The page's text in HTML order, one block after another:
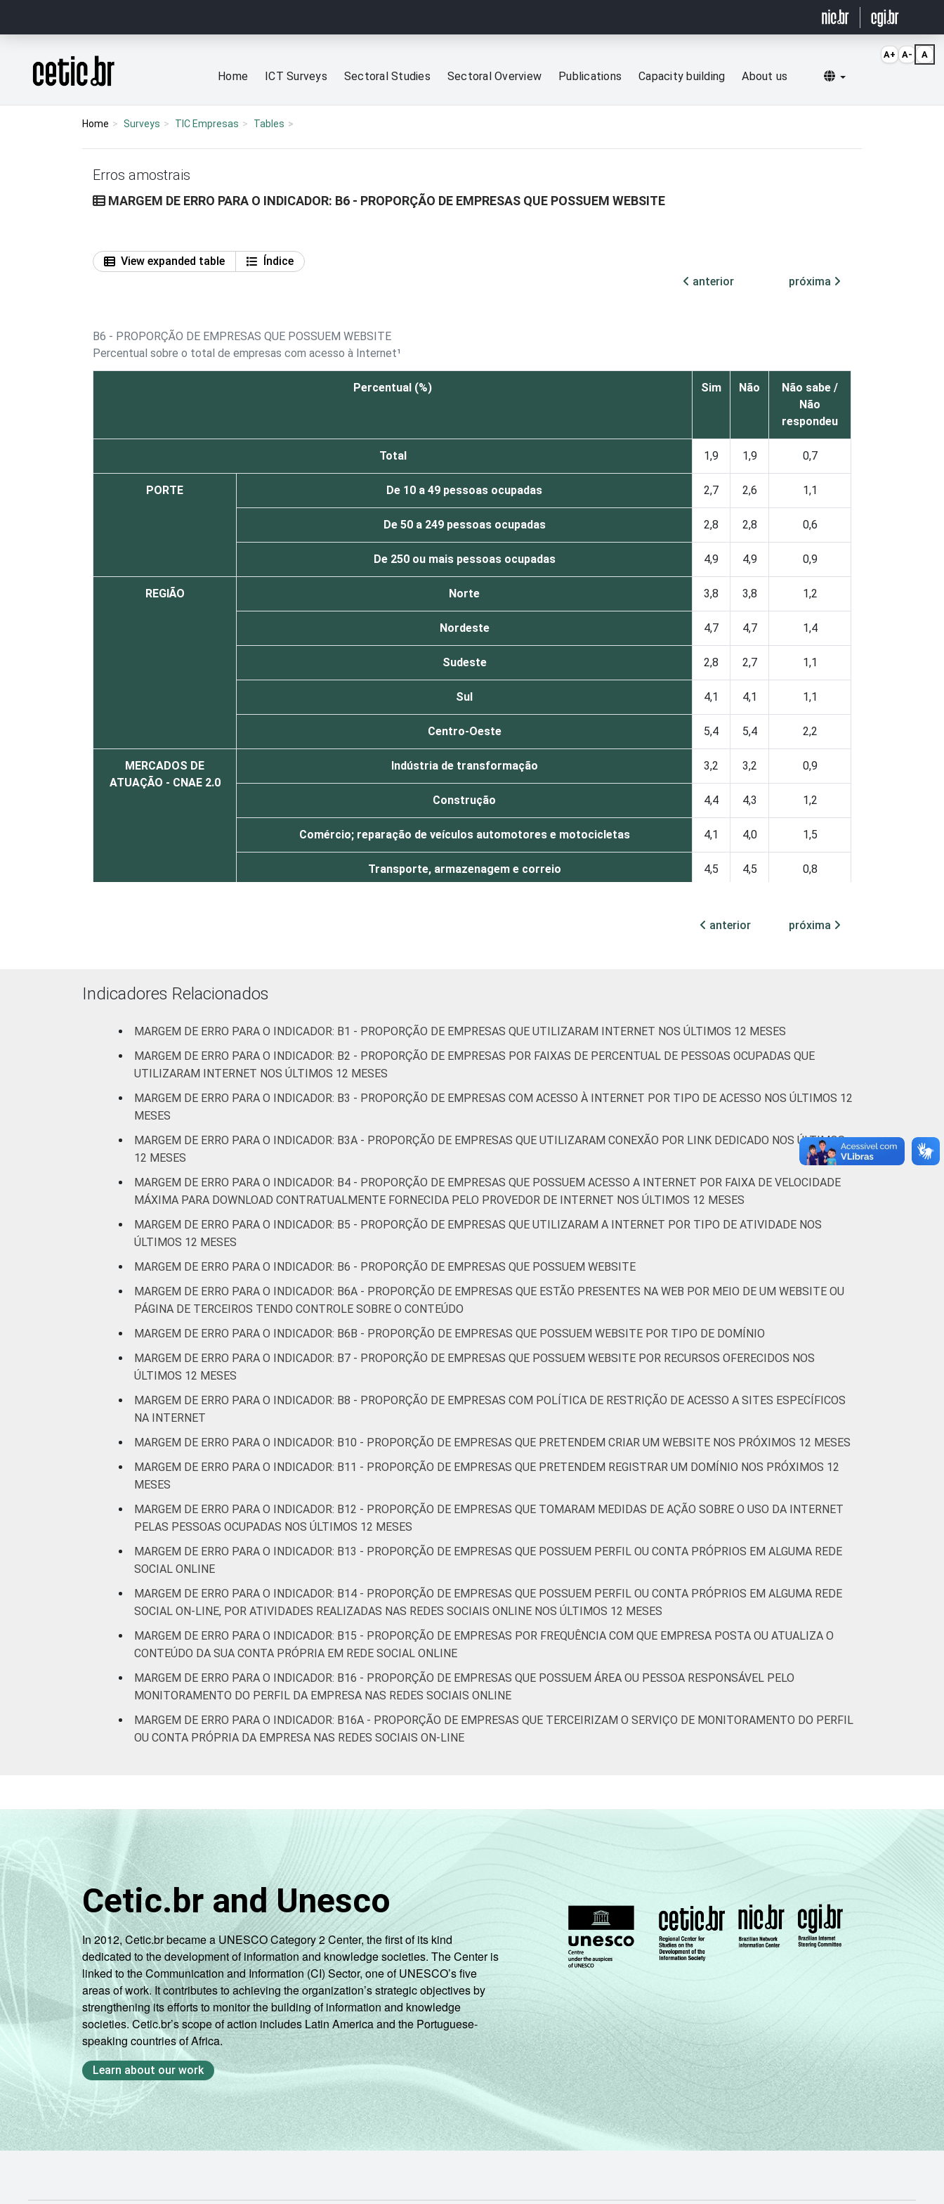
Página inicial
Home ICT Surveys Sectoral Studies Sectoral Overview Publications Capacity building About us Selecionar idioma
Home Surveys TIC Empresas Tables
Erros amostrais
MARGEM DE ERRO PARA O INDICADOR: B6 - PROPORÇÃO DE EMPRESAS QUE POSSUEM WEBSITE
View expanded table
Índice
anterior
próxima
B6 - PROPORÇÃO DE EMPRESAS QUE POSSUEM WEBSITE
Percentual sobre o total de empresas com acesso à Internet¹
Percentual (%) Sim Não
Não sabe /
Não
respondeu
Total 1,9 1,9 0,7
PORTE De 10 a 49 pessoas ocupadas 2,7 2,6 1,1
De 50 a 249 pessoas ocupadas 2,8 2,8 0,6
De 250 ou mais pessoas ocupadas 4,9 4,9 0,9
REGIÃO Norte 3,8 3,8 1,2
Nordeste 4,7 4,7 1,4
Sudeste 2,8 2,7 1,1
Sul 4,1 4,1 1,1
Centro-Oeste 5,4 5,4 2,2
MERCADOS DE
ATUAÇÃO - CNAE 2.0
Indústria de transformação 3,2 3,2 0,9
Construção 4,4 4,3 1,2
Comércio; reparação de veículos automotores e motocicletas 4,1 4,0 1,5
Transporte, armazenagem e correio 4,5 4,5 0,8
Artes, cultura, esporte e recreação; Outras atividades de serviços 3,9 3,8
¹ Base: 6944 empresas que declararam ter acesso à Internet, com 10 ou mais pessoas ocupadas, que constituem os seguintes segmentos da CNAE
2.0 (C, F, G, H, I, J, L, M, N, R e S). Estimativa: 481770 empresas. Dados coletados entre setembro de 2014 e março de 2015.
Fonte: NIC.br - set 2014 / mar 2015
anterior próxima
Indicadores Relacionados
MARGEM DE ERRO PARA O INDICADOR: B1 - PROPORÇÃO DE EMPRESAS QUE UTILIZARAM INTERNET NOS ÚLTIMOS 12 MESES
MARGEM DE ERRO PARA O INDICADOR: B2 - PROPORÇÃO DE EMPRESAS POR FAIXAS DE PERCENTUAL DE PESSOAS OCUPADAS QUE
UTILIZARAM INTERNET NOS ÚLTIMOS 12 MESES
MARGEM DE ERRO PARA O INDICADOR: B3 - PROPORÇÃO DE EMPRESAS COM ACESSO À INTERNET POR TIPO DE ACESSO NOS ÚLTIMOS 12
MESES
MARGEM DE ERRO PARA O INDICADOR: B3A - PROPORÇÃO DE EMPRESAS QUE UTILIZARAM CONEXÃO POR LINK DEDICADO NOS ÚLTIMOS
12 MESES
MARGEM DE ERRO PARA O INDICADOR: B4 - PROPORÇÃO DE EMPRESAS QUE POSSUEM ACESSO A INTERNET POR FAIXA DE VELOCIDADE
MÁXIMA PARA DOWNLOAD CONTRATUALMENTE FORNECIDA PELO PROVEDOR DE INTERNET NOS ÚLTIMOS 12 MESES
MARGEM DE ERRO PARA O INDICADOR: B5 - PROPORÇÃO DE EMPRESAS QUE UTILIZARAM A INTERNET POR TIPO DE ATIVIDADE NOS
ÚLTIMOS 12 MESES
MARGEM DE ERRO PARA O INDICADOR: B6 - PROPORÇÃO DE EMPRESAS QUE POSSUEM WEBSITE
MARGEM DE ERRO PARA O INDICADOR: B6A - PROPORÇÃO DE EMPRESAS QUE ESTÃO PRESENTES NA WEB POR MEIO DE UM WEBSITE OU
PÁGINA DE TERCEIROS TENDO CONTROLE SOBRE O CONTEÚDO
MARGEM DE ERRO PARA O INDICADOR: B6B - PROPORÇÃO DE EMPRESAS QUE POSSUEM WEBSITE POR TIPO DE DOMÍNIO
MARGEM DE ERRO PARA O INDICADOR: B7 - PROPORÇÃO DE EMPRESAS QUE POSSUEM WEBSITE POR RECURSOS OFERECIDOS NOS
ÚLTIMOS 12 MESES
MARGEM DE ERRO PARA O INDICADOR: B8 - PROPORÇÃO DE EMPRESAS COM POLÍTICA DE RESTRIÇÃO DE ACESSO A SITES ESPECÍFICOS
NA INTERNET
MARGEM DE ERRO PARA O INDICADOR: B10 - PROPORÇÃO DE EMPRESAS QUE PRETENDEM CRIAR UM WEBSITE NOS PRÓXIMOS 12 MESES
MARGEM DE ERRO PARA O INDICADOR: B11 - PROPORÇÃO DE EMPRESAS QUE PRETENDEM REGISTRAR UM DOMÍNIO NOS PRÓXIMOS 12
MESES
MARGEM DE ERRO PARA O INDICADOR: B12 - PROPORÇÃO DE EMPRESAS QUE TOMARAM MEDIDAS DE AÇÃO SOBRE O USO DA INTERNET
PELAS PESSOAS OCUPADAS NOS ÚLTIMOS 12 MESES
MARGEM DE ERRO PARA O INDICADOR: B13 - PROPORÇÃO DE EMPRESAS QUE POSSUEM PERFIL OU CONTA PRÓPRIOS EM ALGUMA REDE
SOCIAL ONLINE
MARGEM DE ERRO PARA O INDICADOR: B14 - PROPORÇÃO DE EMPRESAS QUE POSSUEM PERFIL OU CONTA PRÓPRIOS EM ALGUMA REDE
SOCIAL ON-LINE, POR ATIVIDADES REALIZADAS NAS REDES SOCIAIS ONLINE NOS ÚLTIMOS 12 MESES
MARGEM DE ERRO PARA O INDICADOR: B15 - PROPORÇÃO DE EMPRESAS POR FREQUÊNCIA COM QUE EMPRESA POSTA OU ATUALIZA O
CONTEÚDO DA SUA CONTA PRÓPRIA EM REDE SOCIAL ONLINE
MARGEM DE ERRO PARA O INDICADOR: B16 - PROPORÇÃO DE EMPRESAS QUE POSSUEM ÁREA OU PESSOA RESPONSÁVEL PELO
MONITORAMENTO DO PERFIL DA EMPRESA NAS REDES SOCIAIS ONLINE
MARGEM DE ERRO PARA O INDICADOR: B16A - PROPORÇÃO DE EMPRESAS QUE TERCEIRIZAM O SERVIÇO DE MONITORAMENTO DO PERFIL
OU CONTA PRÓPRIA DA EMPRESA NAS REDES SOCIAIS ON-LINE
Cetic.br and Unesco
In 2012, Cetic.br became a UNESCO Category 2 Center, the first of its kind
dedicated to the development of information and knowledge societies. The Center is
linked to the Communication and Information (CI) Sector, one of UNESCO’s five
areas of work. It contributes to achieving the organization’s strategic objectives by
strengthening its efforts to monitor the building of information and knowledge
societies. Cetic.br’s scope of action includes Latin America and the Portuguese-
speaking countries of Africa.
Learn about our work
A+ A- A